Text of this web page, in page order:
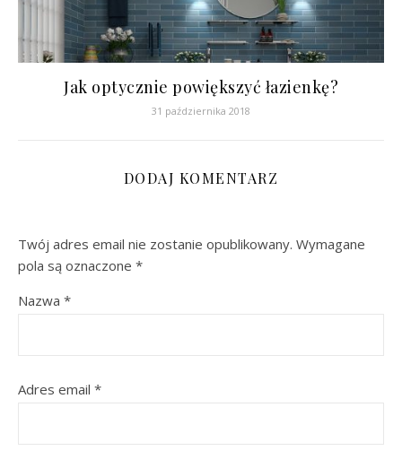
Jak optycznie powiększyć łazienkę?
31 października 2018
DODAJ KOMENTARZ
Twój adres email nie zostanie opublikowany. Wymagane
pola są oznaczone *
Nazwa *
Adres email *